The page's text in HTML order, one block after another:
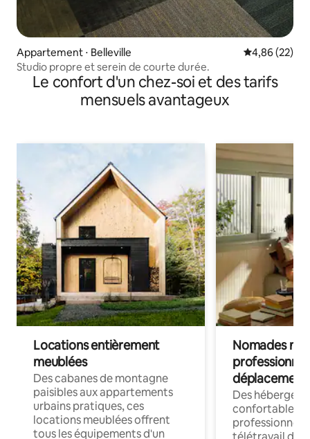
Appartement ⋅ Belleville Évaluation
4,86 (22)
Studio propre et serein de courte durée.
Le confort d'un chez-soi et des tarifs
mensuels avantageux
Locations entièrement
meublées
Des cabanes de montagne
paisibles aux appartements
urbains pratiques, ces
locations meublées offrent
tous les équipements d'un
Nomades
déplacement
Des
confortables
professionnels